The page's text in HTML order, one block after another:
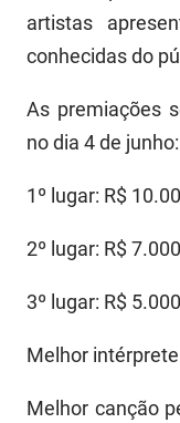
artistas
conhecidas do
As premiações
no dia 4 de junho:
1º lugar: R$
2º lugar: R$
3º lugar: R$
Melhor
Melhor canção